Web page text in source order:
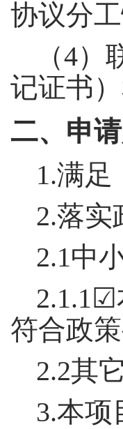
协议分
（4）
记证书
二、申
1.满
2.落实
2.1中
2.1.1☑
符合政
2.2其
3.本